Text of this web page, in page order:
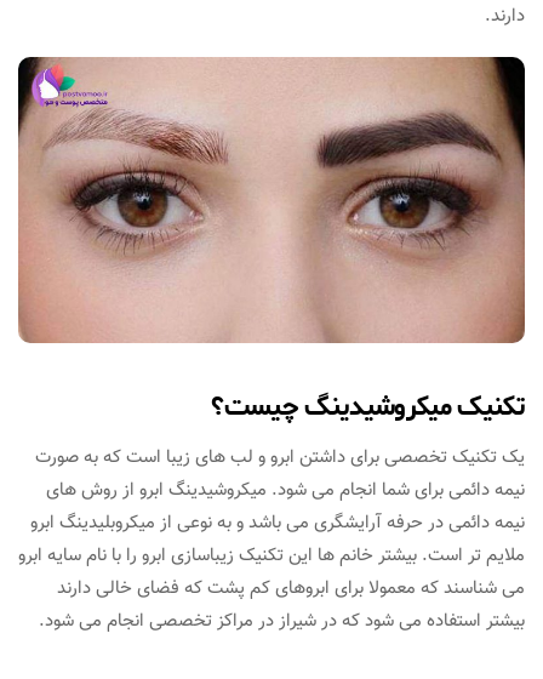
دارند.
تکنیک میکروشیدینگ چیست؟
یک تکنیک تخصصی برای داشتن ابرو و لب های زیبا است که به صورت
نیمه دائمی برای شما انجام می شود. میکروشیدینگ ابرو از روش های
نیمه دائمی در حرفه آرایشگری می باشد و به نوعی از میکروبلیدینگ ابرو
ملایم تر است. بیشتر خانم ها این تکنیک زیباسازی ابرو را با نام سایه ابرو
می شناسند که معمولا برای ابروهای کم پشت که فضای خالی دارند
بیشتر استفاده می شود که در شیراز در مراکز تخصصی انجام می شود.